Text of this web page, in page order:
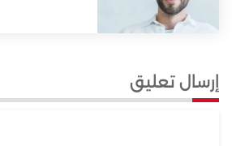
إرسال تعليق